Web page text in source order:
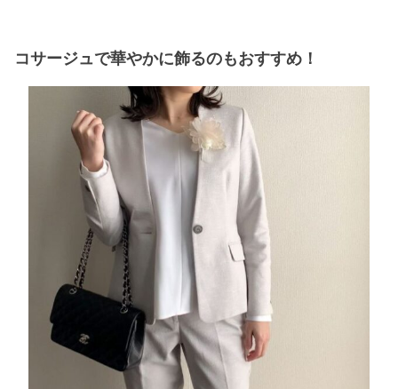
コサージュで華やかに飾るのもおすすめ！